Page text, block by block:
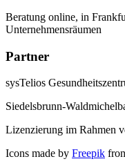
Beratung online, in
Unternehmensräumen
Partner
sysTelios
Siedelsbrunn-
Lizenzierung im Rahmen
Icons made by Freepik